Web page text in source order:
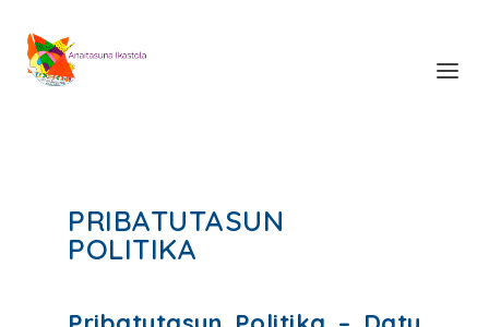
PRIBATUTASUN
POLITIKA